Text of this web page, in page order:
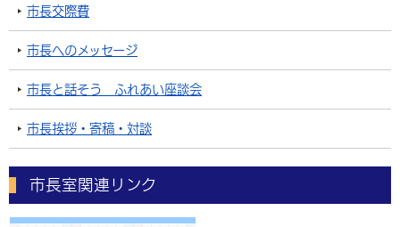
市長交際費
市長へのメッセージ
市長と話そう ふれあい座談会
市長挨拶・寄稿・対談
市長室関連リンク